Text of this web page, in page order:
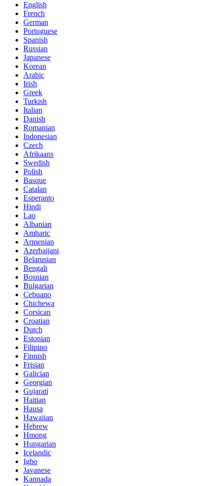
English
French
German
Portuguese
Spanish
Russian
Japanese
Korean
Arabic
Irish
Greek
Turkish
Italian
Danish
Romanian
Indonesian
Czech
Afrikaans
Swedish
Polish
Basque
Catalan
Esperanto
Hindi
Lao
Albanian
Amharic
Armenian
Azerbaijani
Belarusian
Bengali
Bosnian
Bulgarian
Cebuano
Chichewa
Corsican
Croatian
Dutch
Estonian
Filipino
Finnish
Frisian
Galician
Georgian
Gujarati
Haitian
Hausa
Hawaiian
Hebrew
Hmong
Hungarian
Icelandic
Igbo
Javanese
Kannada